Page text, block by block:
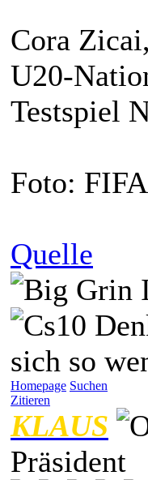
Cora
U20-
Testspiel
Foto: FIFA
Quelle
sich so
Homepage Suchen
Zitieren
KLAUS
Präsident